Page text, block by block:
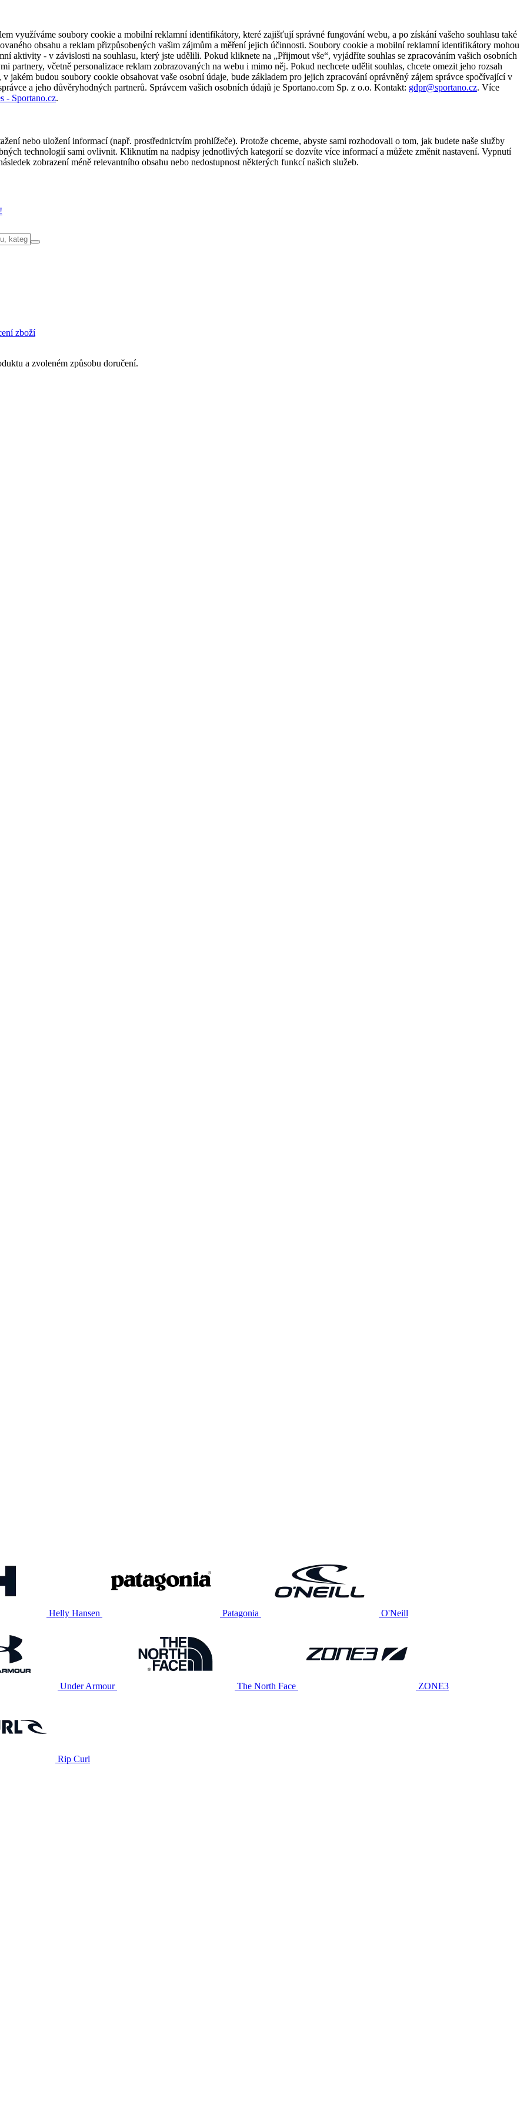
využíváme soubory cookie a mobilní reklamní identifikátory, které zajišťují správné fungování webu, a po získání vašeho souhlasu také
obsahu a reklam přizpůsobených vašim zájmům a měření jejich účinnosti. Soubory cookie a mobilní reklamní identifikátory mohou
aktivity - v závislosti na souhlasu, který jste udělili. Pokud kliknete na „Přijmout vše“, vyjádříte souhlas se zpracováním vašich osobních
včetně personalizace reklam zobrazovaných na webu i mimo něj. Pokud nechcete udělit souhlas, chcete omezit jeho rozsah
jakém budou soubory cookie obsahovat vaše osobní údaje, bude základem pro jejich zpracování oprávněný zájem správce spočívající v
a jeho důvěryhodných partnerů. Správcem vašich osobních údajů je Sportano.com Sp. z o.o. Kontakt: gdpr@sportano.cz. Více
- Sportano.cz.
nebo uložení informací (např. prostřednictvím prohlížeče). Protože chceme, abyste sami rozhodovali o tom, jak budete naše služby
technologií sami ovlivnit. Kliknutím na nadpisy jednotlivých kategorií se dozvíte více informací a můžete změnit nastavení. Vypnutí
zobrazení méně relevantního obsahu nebo nedostupnost některých funkcí našich služeb.
zboží
a zvoleném způsobu doručení.
Helly Hansen Patagonia O'Neill
Under Armour The North Face ZONE3
Rip Curl